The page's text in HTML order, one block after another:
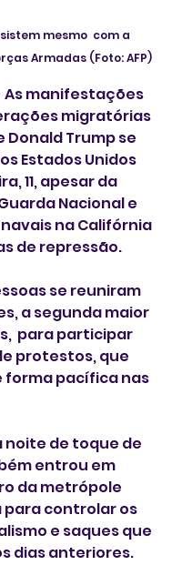
mesmo  com a
Armadas (Foto: AFP)
- As manifestações
migratórias
Trump se
Estados Unidos
11, apesar da
Nacional e
na Califórnia
de repressão.
se reuniram
a segunda maior
para participar
protestos, que
forma pacífica nas
noite de toque de
entrou em
da metrópole
para controlar os
e saques que
dias anteriores.